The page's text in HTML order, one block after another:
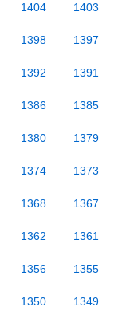
1404 1403
1398 1397
1392 1391
1386 1385
1380 1379
1374 1373
1368 1367
1362 1361
1356 1355
1350 1349